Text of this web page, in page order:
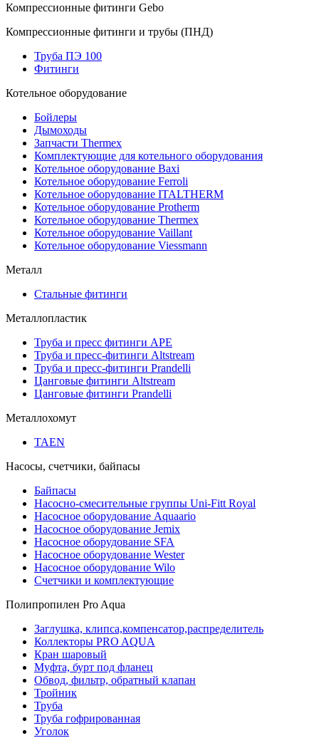
Компрессионные фитинги Gebo
Компрессионные фитинги и трубы (ПНД)
Труба ПЭ 100
Фитинги
Котельное оборудование
Бойлеры
Дымоходы
Запчасти Thermex
Комплектующие для котельного оборудования
Котельное оборудование Baxi
Котельное оборудование Ferroli
Котельное оборудование ITALTHERM
Котельное оборудование Protherm
Котельное оборудование Thermex
Котельное оборудование Vaillant
Котельное оборудование Viessmann
Металл
Стальные фитинги
Металлопластик
Труба и пресс фитинги APE
Труба и пресс-фитинги Altstream
Труба и пресс-фитинги Prandelli
Цанговые фитинги Altstream
Цанговые фитинги Prandelli
Металлохомут
TAEN
Насосы, счетчики, байпасы
Байпасы
Насосно-смесительные группы Uni-Fitt Royal
Насосное оборудование Aquaario
Насосное оборудование Jemix
Насосное оборудование SFA
Насосное оборудование Wester
Насосное оборудование Wilo
Счетчики и комплектующие
Полипропилен Pro Aqua
Заглушка, клипса,компенсатор,распределитель
Коллекторы PRO AQUA
Кран шаровый
Муфта, бурт под фланец
Обвод, фильтр, обратный клапан
Тройник
Труба
Труба гофрированная
Уголок